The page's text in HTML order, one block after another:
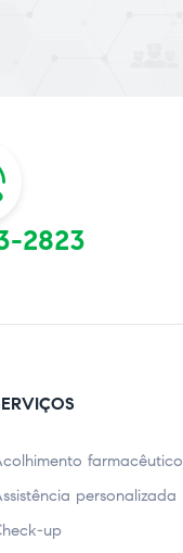
2823
farmacêutico
personalizada
up